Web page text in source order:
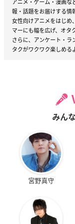
アニメ・ゲーム・漫画
報・話題をお届けする情
女性向けアニメをはじめ
マーにも幅を広げ、オタ
さらに、アンケート・ラ
タクがワクワク楽しめる
みん
宮野真守